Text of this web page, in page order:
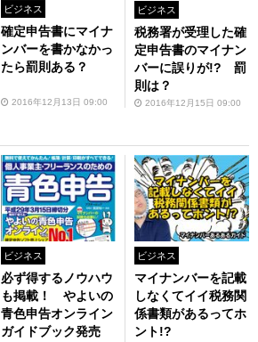
ビジネス
確定申告書にマイナ
ンバーを書かなかっ
たら罰則ある？
2016年12月13日 09:00
ビジネス
税務署が受理した確
定申告書のマイナン
バーに誤りが!? 罰
則は？
2016年12月15日 09:00
ビジネス
必ず得するノウハウ
も掲載！ やよいの
青色申告オンライン
ガイドブック発売
ビジネス
マイナンバーを記載
しなくてイイ税務関
係書類があるってホ
ント!?